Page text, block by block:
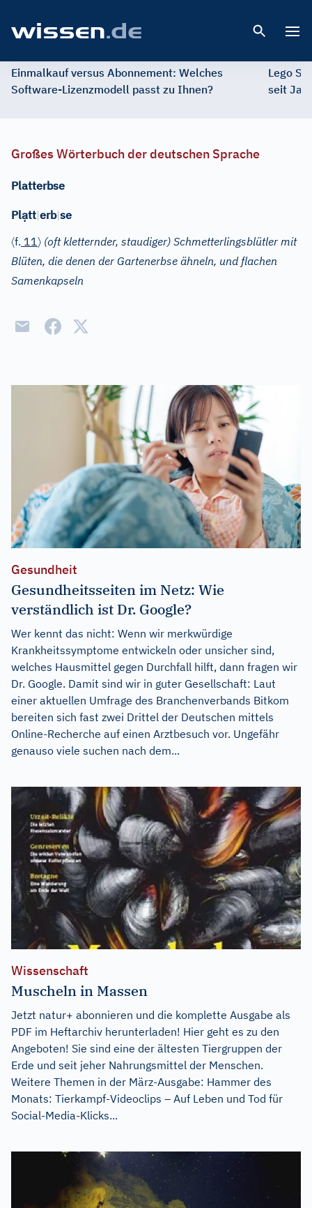
Einmalkauf versus Abonnement: Welches
Software-Lizenzmodell passt zu Ihnen?
Lego
seit
Großes Wörterbuch der deutschen Sprache
Platterbse
Plạtt|erb|se
〈f. 11〉 (oft kletternder, staudiger) Schmetterlingsblütler mit
Blüten, die denen der Gartenerbse ähneln, und flachen
Samenkapseln
Gesundheit
Gesundheitsseiten im Netz: Wie
verständlich ist Dr. Google?
Wer kennt das nicht: Wenn wir merkwürdige
Krankheitssymptome entwickeln oder unsicher sind,
welches Hausmittel gegen Durchfall hilft, dann fragen wir
Dr. Google. Damit sind wir in guter Gesellschaft: Laut
einer aktuellen Umfrage des Branchenverbands Bitkom
bereiten sich fast zwei Drittel der Deutschen mittels
Online-Recherche auf einen Arztbesuch vor. Ungefähr
genauso viele suchen nach dem...
Wissenschaft
Muscheln in Massen
Jetzt natur+ abonnieren und die komplette Ausgabe als
PDF im Heftarchiv herunterladen! Hier geht es zu den
Angeboten! Sie sind eine der ältesten Tiergruppen der
Erde und seit jeher Nahrungsmittel der Menschen.
Weitere Themen in der März-Ausgabe: Hammer des
Monats: Tierkampf-Videoclips – Auf Leben und Tod für
Social-Media-Klicks...